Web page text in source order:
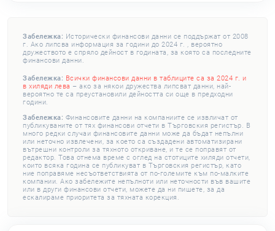
Забележка: Исторически финансови данни се поддържат от 2008
г. Ако липсва информация за години до 2024 г. , вероятно
дружеството е спряло дейност в годината, за която са последните
финансови данни.
Забележка: Всички финансови данни в таблиците са за 2024 г. и
в хиляди лева – ако за някои дружества липсват данни, най-
вероятно те са преустановили дейността си още в предходни
години.
Забележка: Финансовите данни на компаниите се извличат от
публикуваните от тях финансови отчети в Търговския регистър. В
много редки случаи финансовите данни може да бъдат непълни
или неточно извлечени, за което са създадени автоматизирани
вътрешни контроли за тяхното откриване, и те се поправят от
редактор. Това отнема време с оглед на стотиците хиляди отчети,
които всяка година се публикуват в Търговския регистър, като
ние поправяме несъответствията от по-големите към по-малките
компании. Ако забележите непълноти или неточности във вашите
или в други финансови отчети, можете да ни пишете, за да
ескалираме приоритета за тяхната корекция.